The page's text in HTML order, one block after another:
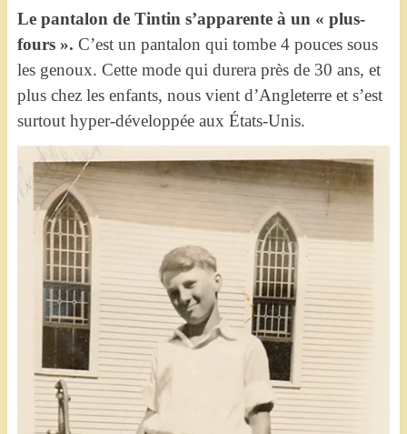
Le pantalon de Tintin s’apparente à un « plus-
fours ». C’est un pantalon qui tombe 4 pouces sous
les genoux. Cette mode qui durera près de 30 ans, et
plus chez les enfants, nous vient d’Angleterre et s’est
surtout hyper-développée aux États-Unis.